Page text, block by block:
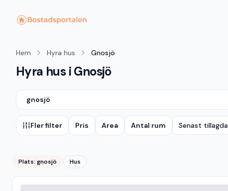
Hem Hyra hus Gnosjö
Hyra hus i Gnosjö
gnosjö
Fler filter Pris Area Antal rum Senast tillagda
Plats: gnosjö Hus